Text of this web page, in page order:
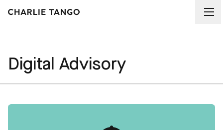
Digital Advisory